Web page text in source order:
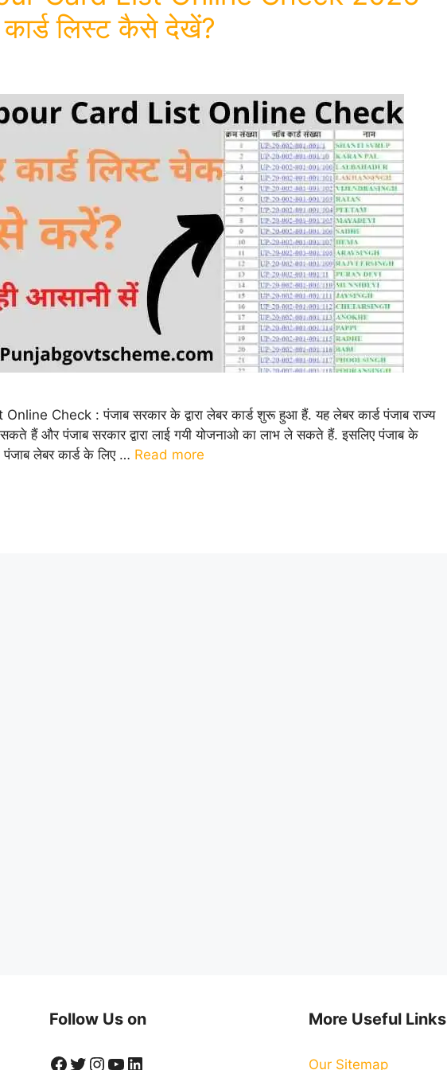
कार्ड लिस्ट कैसे देखें?
Check : पंजाब सरकार के द्वारा लेबर कार्ड शुरू हुआ हैं. यह लेबर कार्ड पंजाब राज्य
हैं और पंजाब सरकार द्वारा लाई गयी योजनाओ का लाभ ले सकते हैं. इसलिए पंजाब के
लेबर कार्ड के लिए … Read more
Follow Us on
Facebook
Twitter
Instagram
YouTube
LinkedIn
More Useful Links
Our Sitemap